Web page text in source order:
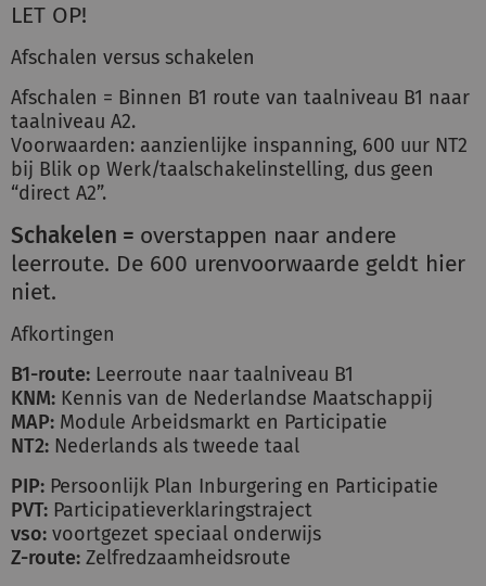
LET OP!
Afschalen versus schakelen
Afschalen = Binnen B1 route van taalniveau B1 naar
taalniveau A2.
Voorwaarden: aanzienlijke inspanning, 600 uur NT2
bij Blik op Werk/taalschakelinstelling, dus geen
“direct A2”.
Schakelen = overstappen naar andere
leerroute. De 600 urenvoorwaarde geldt hier
niet.
Afkortingen
B1-route: Leerroute naar taalniveau B1
KNM: Kennis van de Nederlandse Maatschappij
MAP: Module Arbeidsmarkt en Participatie
NT2: Nederlands als tweede taal
PIP: Persoonlijk Plan Inburgering en Participatie
PVT: Participatieverklaringstraject
vso: voortgezet speciaal onderwijs
Z-route: Zelfredzaamheidsroute